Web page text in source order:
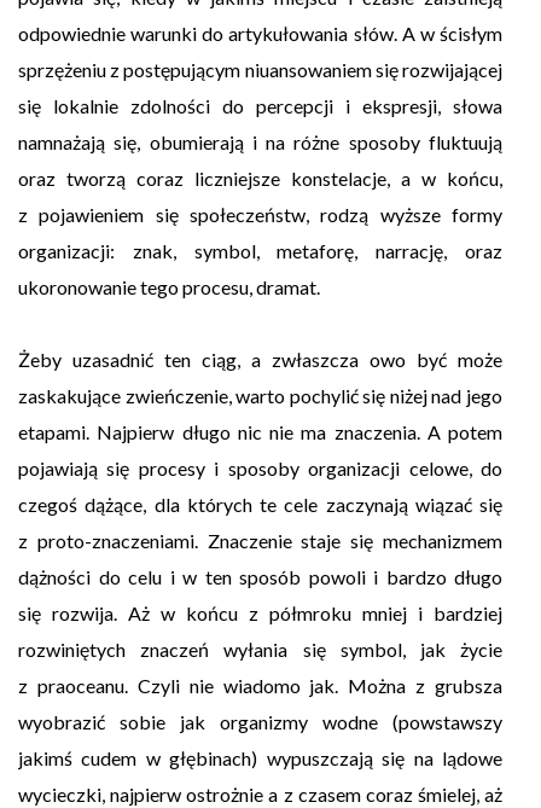
odpowiednie warunki do artykułowania słów. A w ścisłym
sprzężeniu z postępującym niuansowaniem się rozwijającej
się lokalnie zdolności do percepcji i ekspresji, słowa
namnażają się, obumierają i na różne sposoby fluktuują
oraz tworzą coraz liczniejsze konstelacje, a w końcu,
z pojawieniem się społeczeństw, rodzą wyższe formy
organizacji: znak, symbol, metaforę, narrację, oraz
ukoronowanie tego procesu, dramat.
Żeby uzasadnić ten ciąg, a zwłaszcza owo być może
zaskakujące zwieńczenie, warto pochylić się niżej nad jego
etapami. Najpierw długo nic nie ma znaczenia. A potem
pojawiają się procesy i sposoby organizacji celowe, do
czegoś dążące, dla których te cele zaczynają wiązać się
z proto-znaczeniami. Znaczenie staje się mechanizmem
dążności do celu i w ten sposób powoli i bardzo długo
się rozwija. Aż w końcu z półmroku mniej i bardziej
rozwiniętych znaczeń wyłania się symbol, jak życie
z praoceanu. Czyli nie wiadomo jak. Można z grubsza
wyobrazić sobie jak organizmy wodne (powstawszy
jakimś cudem w głębinach) wypuszczają się na lądowe
wycieczki, najpierw ostrożnie a z czasem coraz śmielej, aż